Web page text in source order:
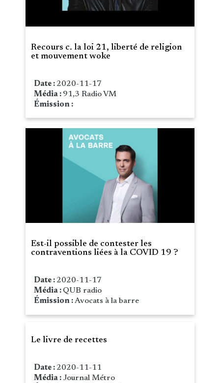
Recours c. la loi 21, liberté de religion
et mouvement woke
Date : 2020-11-17
Média : 91,3 Radio VM
Émission :
Est-il possible de contester les
contraventions liées à la COVID 19 ?
Date : 2020-11-17
Média : QUB radio
Émission :Avocats à la barre
Le livre de recettes
Date : 2020-11-11
Média : Journal Métro